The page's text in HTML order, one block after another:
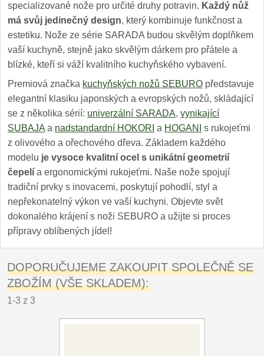
specializované nože pro určité druhy potravin. Každý nůž
má svůj jedinečný design, který kombinuje funkčnost a
estetiku. Nože ze série SARADA budou skvělým doplňkem
vaší kuchyně, stejně jako skvělým dárkem pro přátele a
blízké, kteří si váží kvalitního kuchyňského vybavení.
Premiová značka kuchyňských nožů SEBURO představuje
elegantní klasiku japonských a evropských nožů, skládající
se z několika sérií: univerzální SARADA, vynikající
SUBAJA a nadstandardní HOKORI a HOGANI
s rukojeťmi
z olivového a ořechového dřeva. Základem každého
modelu je vysoce kvalitní ocel s unikátní geometrií
čepelí a ergonomickými rukojeťmi. Naše nože spojují
tradiční prvky s inovacemi, poskytují pohodlí, styl a
nepřekonatelný výkon ve vaší kuchyni. Objevte svět
dokonalého krájení s noži SEBURO a užijte si proces
přípravy oblíbených jídel!
DOPORUČUJEME ZAKOUPIT SPOLEČNĚ SE
ZBOŽÍM (VŠE SKLADEM):
1-3 z 3